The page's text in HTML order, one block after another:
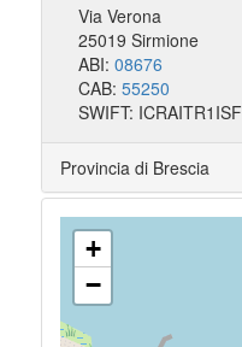
Via Verona
25019 Sirmione
ABI: 08676
CAB: 55250
SWIFT: ICRAITR1ISF
Provincia di Brescia
+
−